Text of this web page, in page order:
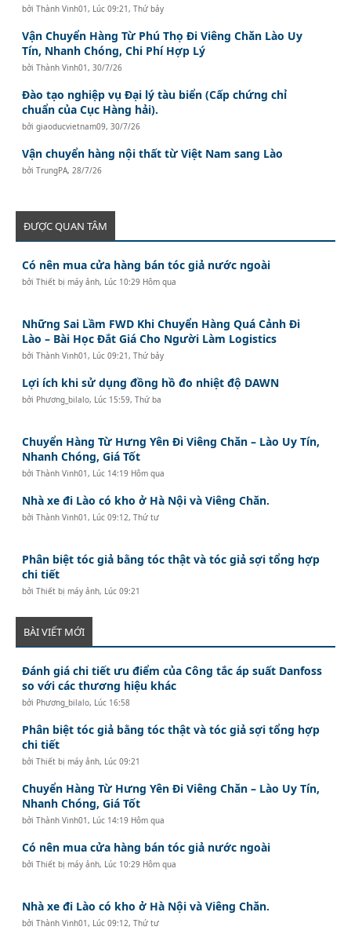
bởiThành Vinh01 , Lúc 09:21, Thứ bảy
Vận Chuyển Hàng Từ Phú Thọ Đi Viêng Chăn Lào Uy
Tín, Nhanh Chóng, Chi Phí Hợp Lý
bởiThành Vinh01 ,30/7/26
Đào tạo nghiệp vụ Đại lý tàu biển (Cấp chứng chỉ
chuẩn của Cục Hàng hải).
bởigiaoducvietnam09,30/7/26
Vận chuyển hàng nội thất từ Việt Nam sang Lào
bởiTrungPA, 28/7/26
ĐƯỢC QUAN TÂM
Có nên mua cửa hàng bán tóc giả nước ngoài
bởiThiết bị máy ảnh, Lúc 10:29 Hôm qua
Những Sai Lầm FWD Khi Chuyển Hàng Quá Cảnh Đi
Lào – Bài Học Đắt Giá Cho Người Làm Logistics
bởiThành Vinh01 , Lúc 09:21, Thứ bảy
Lợi ích khi sử dụng đồng hồ đo nhiệt độ DAWN
bởi Phương_bilalo, Lúc 15:59, Thứ ba
Chuyển Hàng Từ Hưng Yên Đi Viêng Chăn – Lào Uy Tín,
Nhanh Chóng, Giá Tốt
bởiThành Vinh01 , Lúc 14:19 Hôm qua
Nhà xe đi Lào có kho ở Hà Nội và Viêng Chăn.
bởiThành Vinh01 , Lúc 09:12, Thứ tư
Phân biệt tóc giả bằng tóc thật và tóc giả sợi tổng hợp
chi tiết
bởiThiết bị máy ảnh, Lúc 09:21
BÀI VIẾT MỚI
Đánh giá chi tiết ưu điểm của Công tắc áp suất Danfoss
so với các thương hiệu khác
bởi Phương_bilalo, Lúc 16:58
Phân biệt tóc giả bằng tóc thật và tóc giả sợi tổng hợp
chi tiết
bởiThiết bị máy ảnh, Lúc 09:21
Chuyển Hàng Từ Hưng Yên Đi Viêng Chăn – Lào Uy Tín,
Nhanh Chóng, Giá Tốt
bởiThành Vinh01 , Lúc 14:19 Hôm qua
Có nên mua cửa hàng bán tóc giả nước ngoài
bởiThiết bị máy ảnh, Lúc 10:29 Hôm qua
Nhà xe đi Lào có kho ở Hà Nội và Viêng Chăn.
bởiThành Vinh01 , Lúc 09:12, Thứ tư